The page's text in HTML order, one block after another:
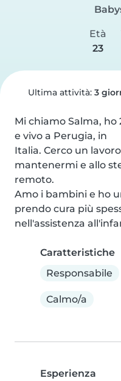
Età
23
Ultima attività: 3
Mi chiamo Salma, ho
e vivo a Perugia, in
Italia. Cerco un
mantenermi e allo
remoto.
Amo i bambini e ho
prendo cura più
nell'assistenza
Caratteristiche
Responsabile
Calmo/a
Esperienza